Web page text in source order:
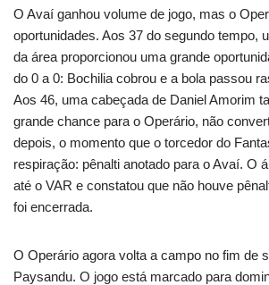
O Avaí ganhou volume de jogo, mas o
oportunidades. Aos 37 do segundo tempo,
da área proporcionou uma grande
do 0 a 0: Bochilia cobrou e a bola passou
Aos 46, uma cabeçada de Daniel Amorim
grande chance para o Operário, não
depois, o momento que o torcedor do
respiração: pênalti anotado para o Avaí. O
até o VAR e constatou que não houve
foi encerrada.
O Operário agora volta a campo no fim de
Paysandu. O jogo está marcado para